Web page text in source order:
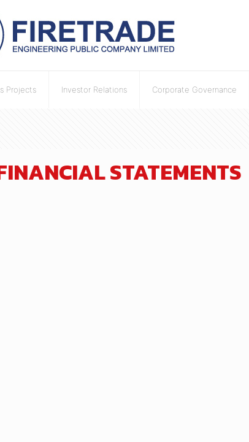
Projects Investor Relations Corporate Governance
STATEMENTS